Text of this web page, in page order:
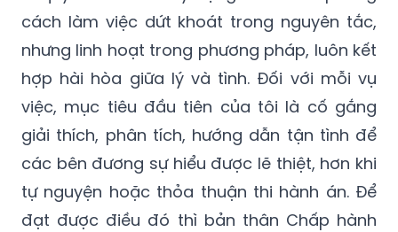
cách làm việc dứt khoát trong nguyên tắc,
nhưng linh hoạt trong phương pháp, luôn kết
hợp hài hòa giữa lý và tình. Đối với mỗi vụ
việc, mục tiêu đầu tiên của tôi là cố gắng
giải thích, phân tích, hướng dẫn tận tình để
các bên đương sự hiểu được lẽ thiệt, hơn khi
tự nguyện hoặc thỏa thuận thi hành án. Để
đạt được điều đó thì bản thân Chấp hành